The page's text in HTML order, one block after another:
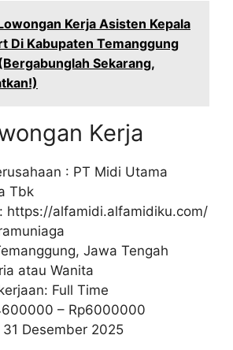
Kerja Asisten Kepala
Di Kabupaten Temanggung
Sekarang,
Kerja
: PT Midi Utama
Tbk
https://alfamidi.alfamidiku.com/
Jawa Tengah
atau Wanita
Full Time
– Rp6000000
Desember 2025